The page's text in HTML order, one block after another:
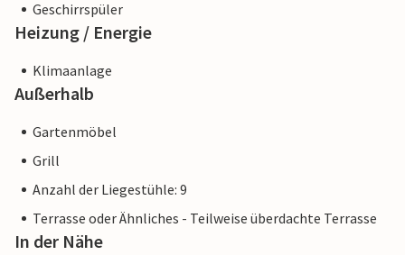
Alcúdia. Die nördlichen mallorquinischen Städte sind nur
wenige Kilometer entfernt und laden zum Einkaufen und
Pollença und Alcúdia wie Es Bacares und Can Cap de Bou
eignen sich aufgrund ihres flachen Einstiegs ins Wasser
Hinweis: Diese Unterkunft wird von einem privaten
einem Händler. Das bedeutet, dass das EU-
Verbraucherrecht möglicherweise nicht gilt. Sie können
jedoch sicher sein, dass wir Ihnen denselben Kundenservice
Geschirrspüler
Heizung / Energie
Klimaanlage
Außerhalb
Gartenmöbel
Grill
Anzahl der Liegestühle: 9
Terrasse oder Ähnliches - Teilweise überdachte Terrasse
In der Nähe